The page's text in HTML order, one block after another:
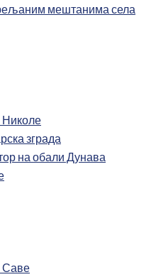
мештанима села
Николе
зграда
на обали Дунава
Саве